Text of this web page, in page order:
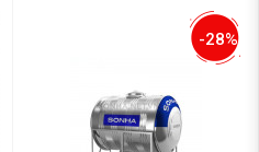
-28%